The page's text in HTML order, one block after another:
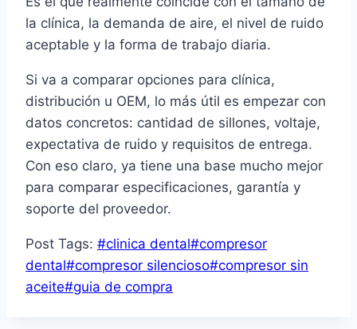
la clínica, la demanda de aire, el nivel de ruido
aceptable y la forma de trabajo diaria.
Si va a comparar opciones para clínica,
distribución u OEM, lo más útil es empezar con
datos concretos: cantidad de sillones, voltaje,
expectativa de ruido y requisitos de entrega.
Con eso claro, ya tiene una base mucho mejor
para comparar especificaciones, garantía y
soporte del proveedor.
Post Tags: #clinica dental#compresor
dental#compresor silencioso#compresor sin
aceite#guia de compra